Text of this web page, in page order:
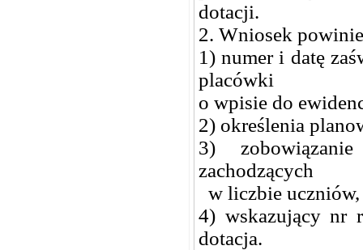
dotacji.
2. Wniosek
1) numer i datę
placówki
o wpisie do
2) określenia
3) zobowiązanie
zachodzących
w liczbie uczniów,
4) wskazujący nr
dotacja.